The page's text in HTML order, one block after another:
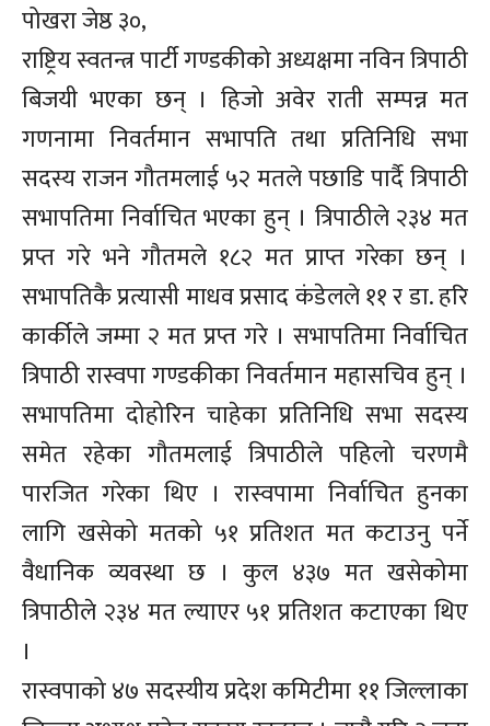
पोखरा जेष्ठ ३०,
राष्ट्रिय स्वतन्त्र पार्टी गण्डकीको अध्यक्षमा नविन त्रिपाठी
बिजयी भएका छन् । हिजो अवेर राती सम्पन्न मत
गणनामा निवर्तमान सभापति तथा प्रतिनिधि सभा
सदस्य राजन गौतमलाई ५२ मतले पछाडि पार्दै त्रिपाठी
सभापतिमा निर्वाचित भएका हुन् । त्रिपाठीले २३४ मत
प्रप्त गरे भने गौतमले १८२ मत प्राप्त गरेका छन् ।
सभापतिकै प्रत्यासी माधव प्रसाद कंडेलले ११ र डा. हरि
कार्कीले जम्मा २ मत प्रप्त गरे । सभापतिमा निर्वाचित
त्रिपाठी रास्वपा गण्डकीका निवर्तमान महासचिव हुन् ।
सभापतिमा दोहोरिन चाहेका प्रतिनिधि सभा सदस्य
समेत रहेका गौतमलाई त्रिपाठीले पहिलो चरणमै
पारजित गरेका थिए । रास्वपामा निर्वाचित हुनका
लागि खसेको मतको ५१ प्रतिशत मत कटाउनु पर्ने
वैधानिक व्यवस्था छ । कुल ४३७ मत खसेकोमा
त्रिपाठीले २३४ मत ल्याएर ५१ प्रतिशत कटाएका थिए
।
रास्वपाको ४७ सदस्यीय प्रदेश कमिटीमा ११ जिल्लाका